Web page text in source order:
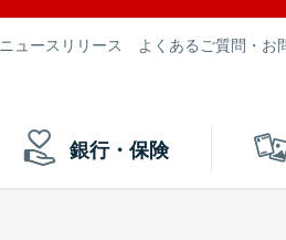
ニュースリリース よくあるご質問・お
銀行・保険